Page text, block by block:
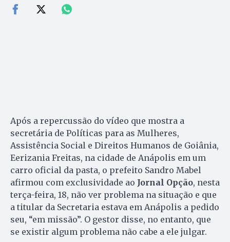
Após a repercussão do vídeo que mostra a
secretária de Políticas para as Mulheres,
Assistência Social e Direitos Humanos de Goiânia,
Eerizania Freitas, na cidade de Anápolis em um
carro oficial da pasta, o prefeito Sandro Mabel
afirmou com exclusividade ao Jornal Opção, nesta
terça-feira, 18, não ver problema na situação e que
a titular da Secretaria estava em Anápolis a pedido
seu, “em missão”. O gestor disse, no entanto, que
se existir algum problema não cabe a ele julgar.